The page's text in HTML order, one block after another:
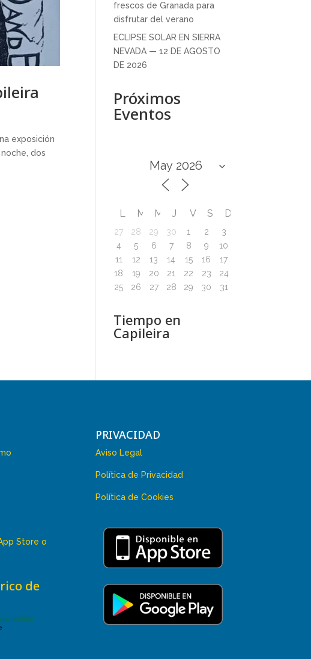
exposición
dos
frescos de Granada para
disfrutar del verano
ECLIPSE SOLAR EN SIERRA
NEVADA — 12 DE AGOSTO
DE 2026
Próximos
Eventos
L M M J V S D
27 28 29 30 1 2
3
4
5 6 7 8 9
10
11
12 13 14 15 16
17
18
19 20 21 22 23
24
25
26 27 28 29 30 31
Tiempo en
Capileira
Store o
de
PRIVACIDAD
Aviso Legal
Política de Privacidad
Política de Cookies